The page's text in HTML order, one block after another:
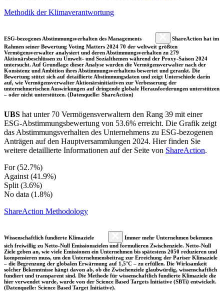
Methodik der Klimaverantwortung
ESG-bezogenes Abstimmungsverhalten des Managements
ShareAction hat im
Rahmen seiner Bewertung Voting Matters 2024 70 der weltweit größten
Vermögensverwalter analysiert und deren Abstimmungsverhalten zu 279
Aktionärsbeschlüssen zu Umwelt- und Sozialthemen während der Proxy-Saison 2024
untersucht. Auf Grundlage dieser Analyse wurden die Vermögensverwalter nach der
Konsistenz und Ambition ihres Abstimmungsverhaltens bewertet und gerankt. Die
Bewertung stützt sich auf detaillierte Abstimmungsdaten und zeigt Unterschiede darin
auf, wie Vermögensverwalter Aktionärsinitiativen zur Verbesserung der
unternehmerischen Auswirkungen auf dringende globale Herausforderungen unterstützen
– oder nicht unterstützen. (Datenquelle: ShareAction)
UBS hat unter 70 Vermögensverwaltern den Rang 39 mit einer
ESG-Abstimmungsbewertung von 53.6% erreicht. Die Grafik zeigt
das Abstimmungsverhalten des Unternehmens zu ESG-bezogenen
Anträgen auf den Hauptversammlungen 2024. Hier finden Sie
weitere detaillierte Informationen auf der Seite von ShareAction.
For (52.7%)
Against (41.9%)
Split (3.6%)
No data (1.8%)
ShareAction Methodology
Wissenschaftlich fundierte Klimaziele
Immer mehr Unternehmen bekennen
sich freiwillig zu Netto-Null Emissionszielen und formulieren Zwischenziele. Netto-Null
Ziele geben an, wie viele Emissionen ein Unternehmen bis spätestens 2050 reduzieren und
kompensieren muss, um den Unternehmensbeitrag zur Erreichung der Pariser Klimaziele
– die Begrenzung der globalen Erwärmung auf 1,5°C – zu erfüllen. Die Wirksamkeit
solcher Bekenntnisse hängt davon ab, ob die Zwischenziele glaubwürdig, wissenschaftlich
fundiert und transparent sind. Die Methode für wissenschaftlich fundierte Klimaziele die
hier verwendet wurde, wurde von der Science Based Targets Initiative (SBTi) entwickelt.
(Datenquelle: Science Based Target Initiative).